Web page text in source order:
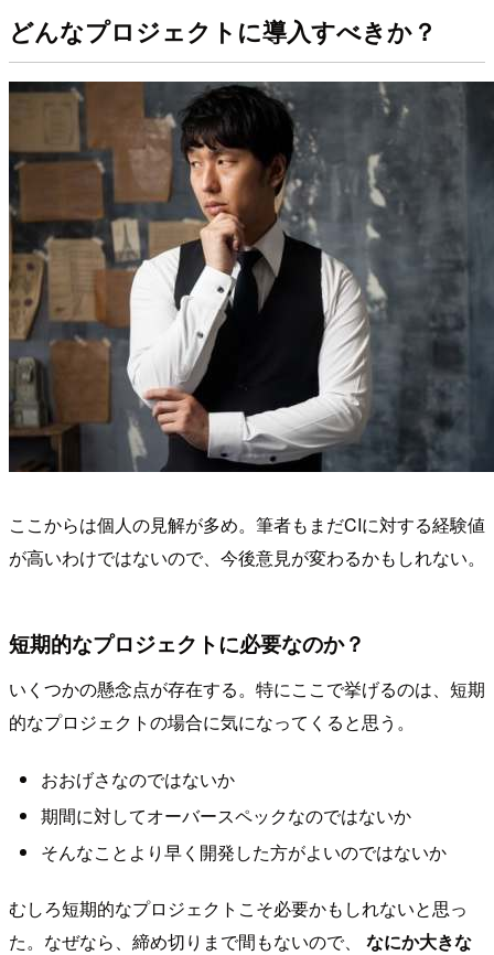
どんなプロジェクトに導入すべきか？
ここからは個人の見解が多め。筆者もまだCIに対する経験値
が高いわけではないので、今後意見が変わるかもしれない。
短期的なプロジェクトに必要なのか？
いくつかの懸念点が存在する。特にここで挙げるのは、短期
的なプロジェクトの場合に気になってくると思う。
おおげさなのではないか
期間に対してオーバースペックなのではないか
そんなことより早く開発した方がよいのではないか
むしろ短期的なプロジェクトこそ必要かもしれないと思っ
た。なぜなら、締め切りまで間もないので、 なにか大きな